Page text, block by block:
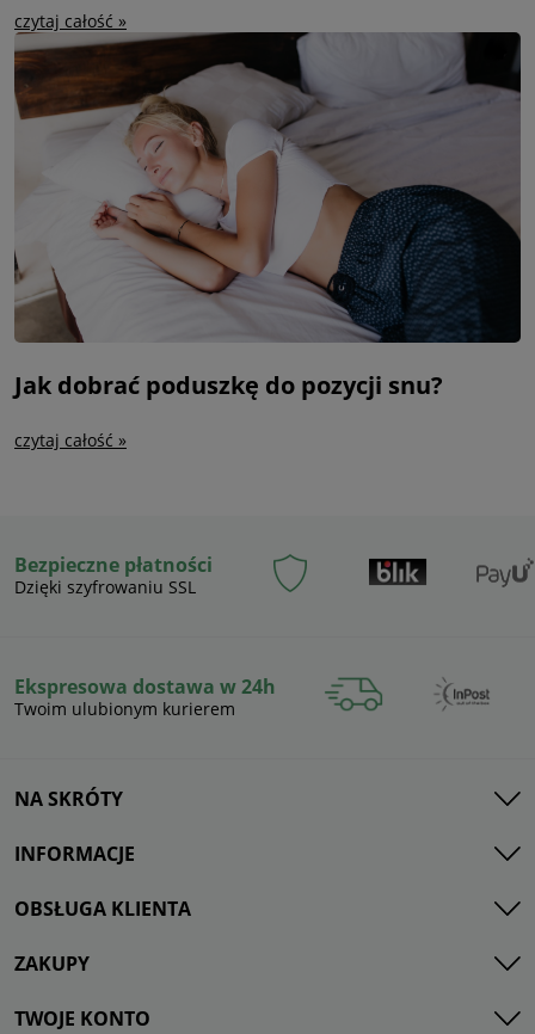
czytaj całość »
Jak dobrać poduszkę do pozycji snu?
czytaj całość »
Bezpieczne płatności
Dzięki szyfrowaniu SSL
Ekspresowa dostawa w 24h
Twoim ulubionym kurierem
NA SKRÓTY
INFORMACJE
OBSŁUGA KLIENTA
ZAKUPY
TWOJE KONTO